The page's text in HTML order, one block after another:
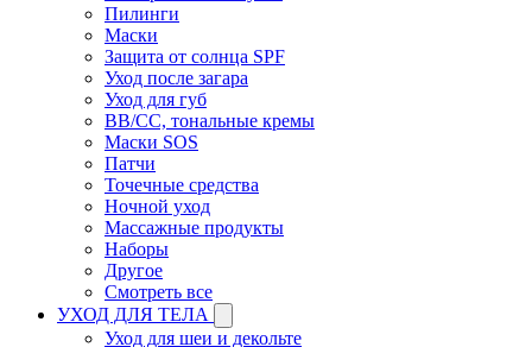
Пилинги
Маски
Защита от солнца SPF
Уход после загара
Уход для губ
BB/CC, тональные кремы
Маски SOS
Патчи
Точечные средства
Ночной уход
Массажные продукты
Наборы
Другое
Смотреть все
УХОД ДЛЯ ТЕЛА
Уход для шеи и декольте